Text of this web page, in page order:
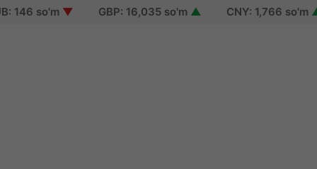
so'm▼ GBP: 16,035 so'm▲ CNY: 1,766 so'm▲